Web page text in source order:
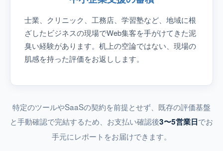
士業、クリニック、工務店、学習塾など、地域に根
ざしたビジネスの現場でWeb集客を手がけてきた泥
臭い経験があります。机上の空論ではない、現場の
肌感を持った評価をお返しします。
特定のツールやSaaSの契約を前提とせず、既存の評価基盤
と手動確認で完結するため、お支払い確認後3〜5営業日でお
手元にレポートをお届けできます。